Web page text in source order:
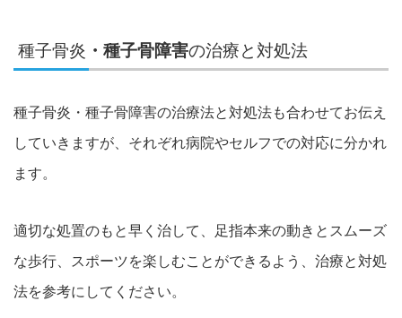
種子骨炎 ・種子骨障害の治療と対処法
種子骨炎・種子骨障害の治療法と対処法も合わせてお伝え
していきますが、 それぞれ病院やセルフでの対応に分かれ
ます。
適切な処置のもと早く治して、足指本来の動きとスムーズ
な歩行、スポーツを楽しむことができるよう、治療と対処
法を参考にしてください。